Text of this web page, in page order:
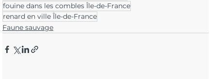
fouine dans les combles Île-de-France
renard en ville Île-de-France
Faune sauvage